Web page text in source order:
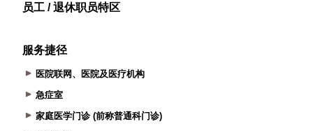
员工 / 退休职员特区
服务捷径
医院联网、医院及医疗机构
急症室
家庭医学门诊 (前称普通科门诊)